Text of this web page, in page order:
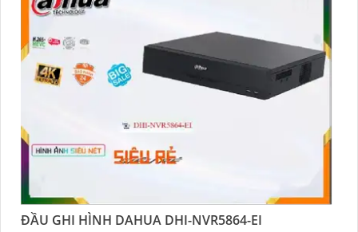
ĐẦU GHI HÌNH DAHUA DHI-NVR5864-EI